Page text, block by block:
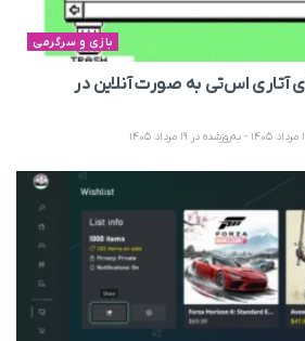
بازی و سرگرمی
آتاری اس‌تی به‌ صورت آنلاین در